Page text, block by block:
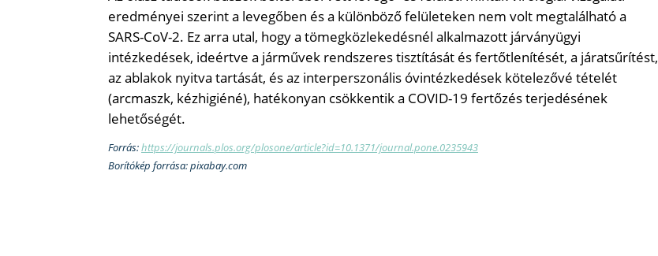
eredményei szerint a levegőben és a különböző felületeken nem volt megtalálható a
SARS-CoV-2. Ez arra utal, hogy a tömegközlekedésnél alkalmazott járványügyi
intézkedések, ideértve a járművek rendszeres tisztítását és fertőtlenítését, a járatsűrítést,
az ablakok nyitva tartását, és az interperszonális óvintézkedések kötelezővé tételét
(arcmaszk, kézhigiéné), hatékonyan csökkentik a COVID-19 fertőzés terjedésének
lehetőségét.
Forrás:https://journals.plos.org/plosone/article?id=10.1371/journal.pone.0235943
Borítókép forrása: pixabay.com